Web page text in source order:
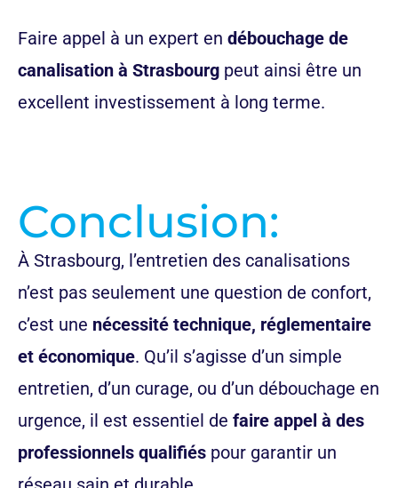
Faire appel à un expert en débouchage de
canalisation à Strasbourg peut ainsi être un
excellent investissement à long terme.
Conclusion:
À Strasbourg, l’entretien des canalisations
n’est pas seulement une question de confort,
c’est une nécessité technique, réglementaire
et économique. Qu’il s’agisse d’un simple
entretien, d’un curage, ou d’un débouchage en
urgence, il est essentiel de faire appel à des
professionnels qualifiés pour garantir un